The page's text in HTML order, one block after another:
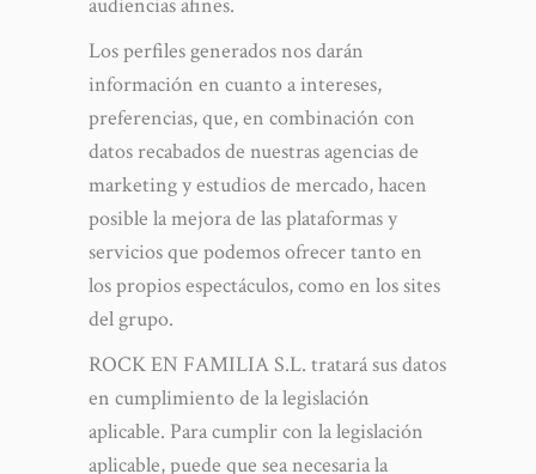
Los perfiles generados nos darán
información en cuanto a intereses,
preferencias, que, en combinación con
datos recabados de nuestras agencias de
marketing y estudios de mercado, hacen
posible la mejora de las plataformas y
servicios que podemos ofrecer tanto en
los propios espectáculos, como en los sites
del grupo.
ROCK EN FAMILIA S.L. tratará sus datos
en cumplimiento de la legislación
aplicable. Para cumplir con la legislación
aplicable, puede que sea necesaria la